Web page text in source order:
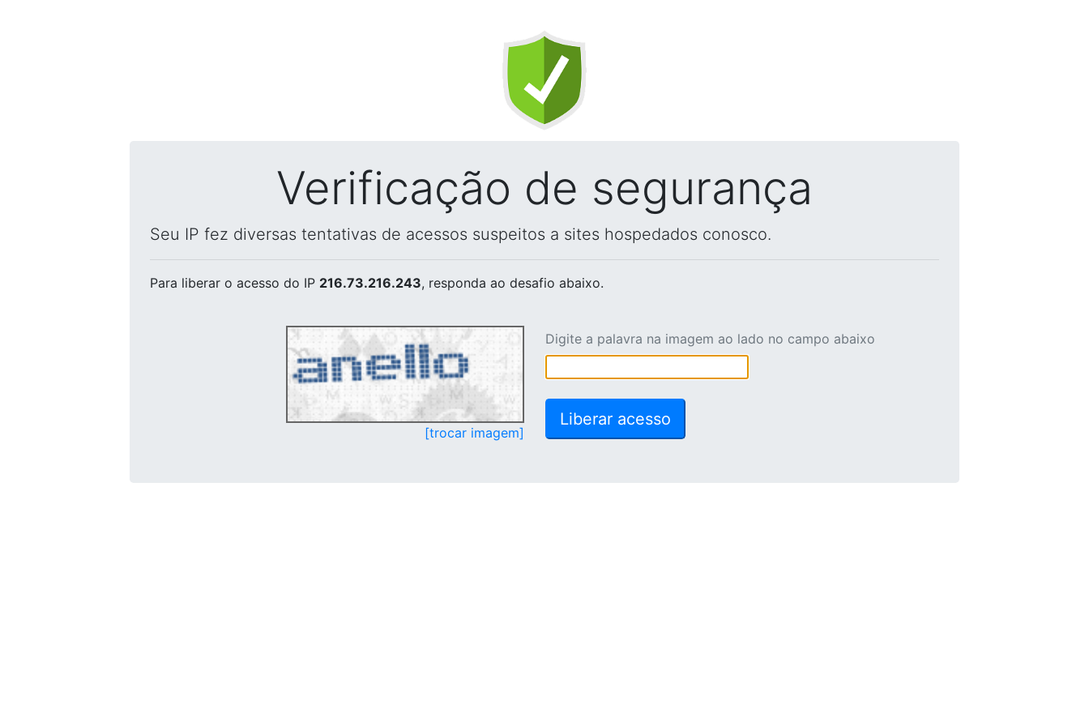
Verificação de segurança
Seu IP fez diversas tentativas de acessos suspeitos a sites hospedados conosco.
Para liberar o acesso do IP 216.73.216.243, responda ao desafio abaixo.
[trocar imagem]
Digite a palavra na imagem ao lado no campo abaixo